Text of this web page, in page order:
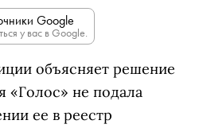
Google
у вас в Google.
объясняет решение
«Голос» не подала
ее в реестр